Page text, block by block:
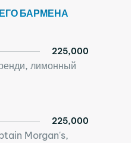
БАРМЕНА
225,000
лимонный
225,000
Morgan's,